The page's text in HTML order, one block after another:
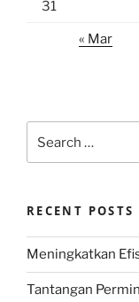
31
« Mar
for:
RECENT POSTS
Meningkatkan
Tantangan